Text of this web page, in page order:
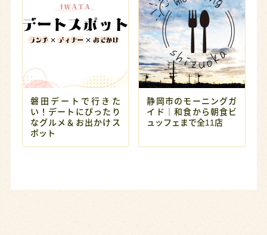
磐田デートで行きた
い！デートにぴったり
なグルメ＆お出かけス
ポット
静岡市のモーニングガ
イド｜和食から朝食ビ
ュッフェまで全11店